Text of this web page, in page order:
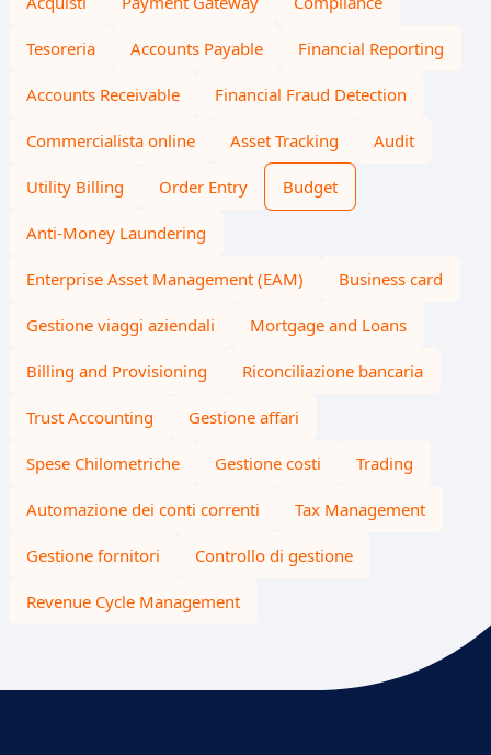
Tesoreria Accounts Payable Financial Reporting
Accounts Receivable Financial Fraud Detection
Commercialista online Asset Tracking Audit
Utility Billing Order Entry Budget
Anti-Money Laundering
Enterprise Asset Management (EAM) Business card
Gestione viaggi aziendali Mortgage and Loans
Billing and Provisioning Riconciliazione bancaria
Trust Accounting Gestione affari
Spese Chilometriche Gestione costi Trading
Automazione dei conti correnti Tax Management
Gestione fornitori Controllo di gestione
Revenue Cycle Management